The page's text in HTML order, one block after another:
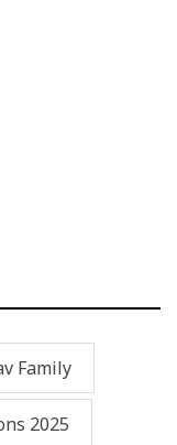
Family
2025